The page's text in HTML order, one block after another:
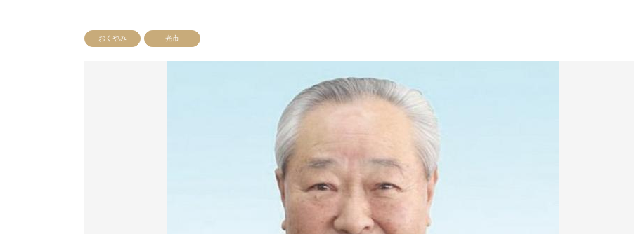
おくやみ 光市